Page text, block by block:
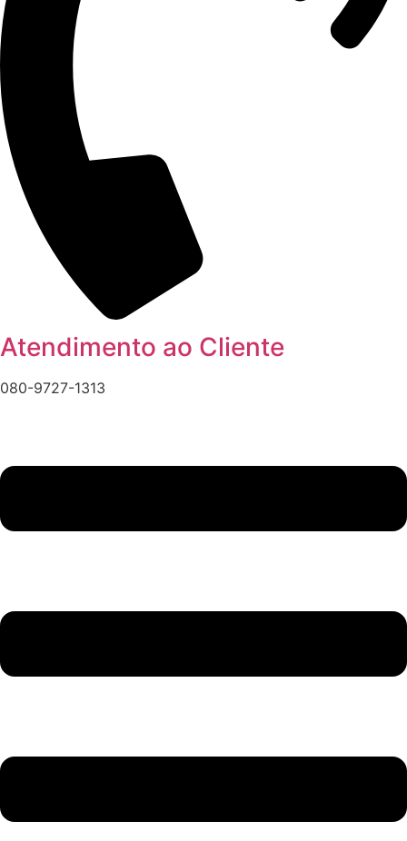
Atendimento ao Cliente
080-9727-1313